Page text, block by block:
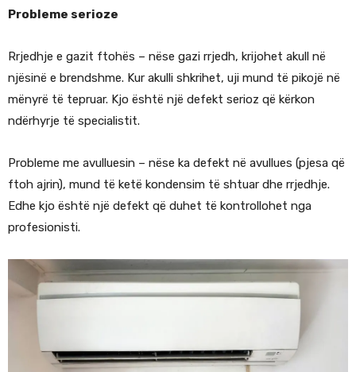
Probleme serioze
Rrjedhje e gazit ftohës – nëse gazi rrjedh, krijohet akull në
njësinë e brendshme. Kur akulli shkrihet, uji mund të pikojë në
mënyrë të tepruar. Kjo është një defekt serioz që kërkon
ndërhyrje të specialistit.
Probleme me avulluesin – nëse ka defekt në avullues (pjesa që
ftoh ajrin), mund të ketë kondensim të shtuar dhe rrjedhje.
Edhe kjo është një defekt që duhet të kontrollohet nga
profesionisti.